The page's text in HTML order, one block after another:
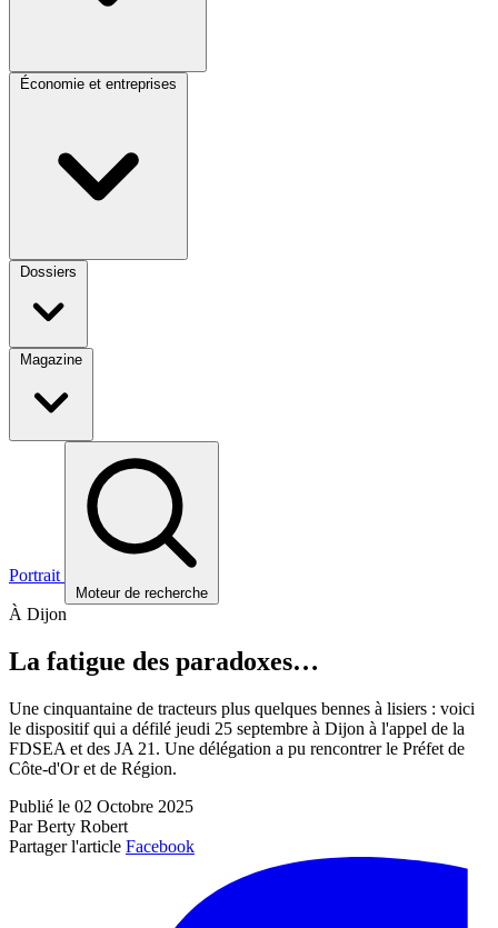
Économie et entreprises
Dossiers
Magazine
Portrait
Moteur de recherche
À Dijon
La fatigue des paradoxes…
Une cinquantaine de tracteurs plus quelques bennes à lisiers : voici
le dispositif qui a défilé jeudi 25 septembre à Dijon à l'appel de la
FDSEA et des JA 21. Une délégation a pu rencontrer le Préfet de
Côte-d'Or et de Région.
Publié le 02 Octobre 2025
Par Berty Robert
Partager l'article Facebook